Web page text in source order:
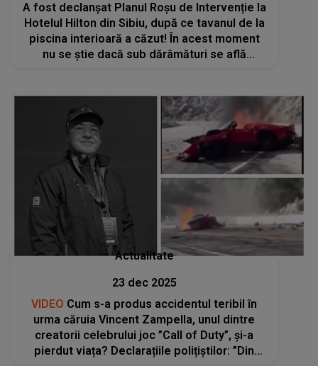
A fost declanșat Planul Roșu de Intervenție la
Hotelul Hilton din Sibiu, după ce tavanul de la
piscina interioară a căzut! În acest moment
nu se știe dacă sub dărâmături se află
Actualitate
23 dec 2025
VIDEO Cum s-a produs accidentul teribil în
urma căruia Vincent Zampella, unul dintre
creatorii celebrului joc ”Call of Duty”, și-a
pierdut viața? Declarațiile polițiștilor: ”Din